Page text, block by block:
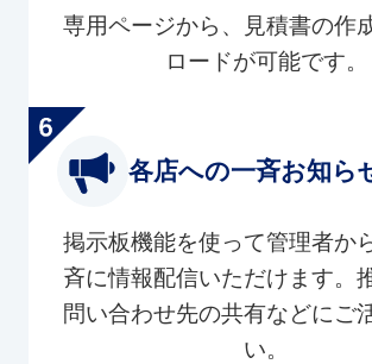
専用ページから、見積書の作
ロードが可能です。
各店への一斉お知ら
掲示板機能を使って管理者か
斉に情報配信いただけます。
問い合わせ先の共有などにご
い。